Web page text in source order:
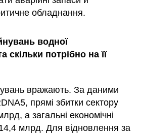
обладнання.
водної
скільки потрібно на її
вражають. За даними
прямі збитки сектору
а загальні економічні
млрд. Для відновлення за